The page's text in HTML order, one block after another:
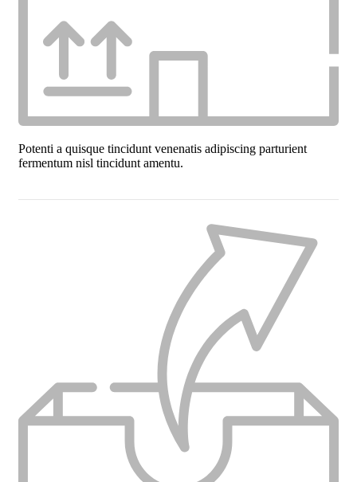
Potenti a quisque tincidunt venenatis adipiscing parturient
fermentum nisl tinciduntamentu.